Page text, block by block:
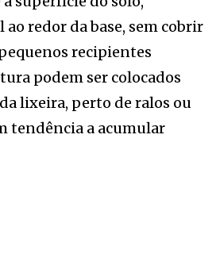
redor da base, sem cobrir
recipientes
podem ser colocados
lixeira, perto de ralos ou
tendência a acumular